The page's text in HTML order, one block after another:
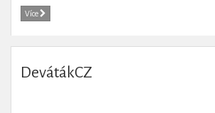
Více
DevátákCZ